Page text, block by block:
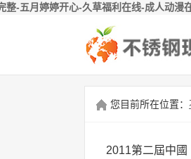
-五月婷婷开心-久草福利在线-成人动
您目前所在位置：
2011第二屆中